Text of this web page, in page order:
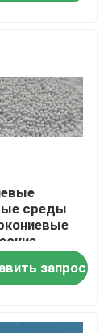
среды
запрос